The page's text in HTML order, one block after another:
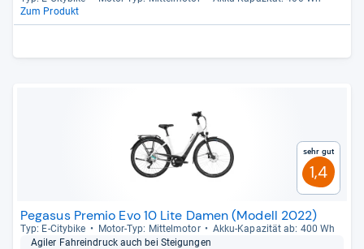
Zum Produkt
Sehr gut
1,4
Pegasus Premio Evo 10 Lite Damen (Modell 2022)
Typ: E-​City­bike Motor-​Typ: Mit­tel­mo­tor
Akku-​Kapa­zi­tät ab: 400 Wh
Agi­ler Fahrein­druck auch bei Stei­gun­gen